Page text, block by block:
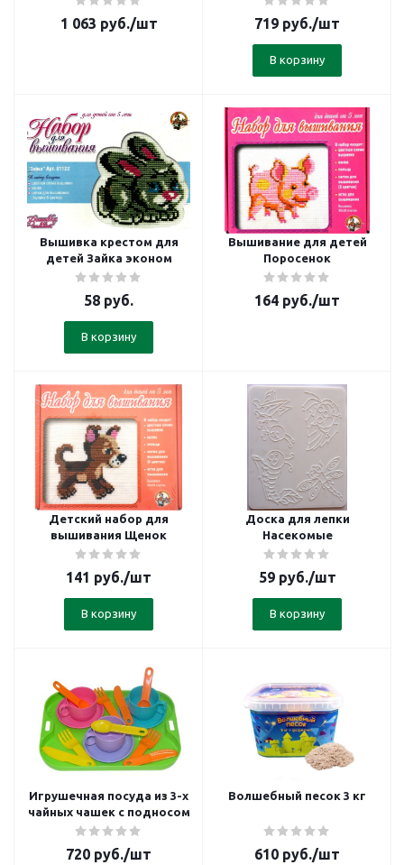
1 063 руб./шт 719 руб./шт
В корзину
Вышивка крестом для
детей Зайка эконом
58 руб.
В корзину
Вышивание для детей
Поросенок
164 руб./шт
Детский набор для
вышивания Щенок
141 руб./шт
В корзину
Доска для лепки
Насекомые
59руб./шт
В корзину
Игрушечная посуда из 3-х
чайных чашек с подносом
720 руб./шт
Волшебный песок 3 кг
610 руб./шт